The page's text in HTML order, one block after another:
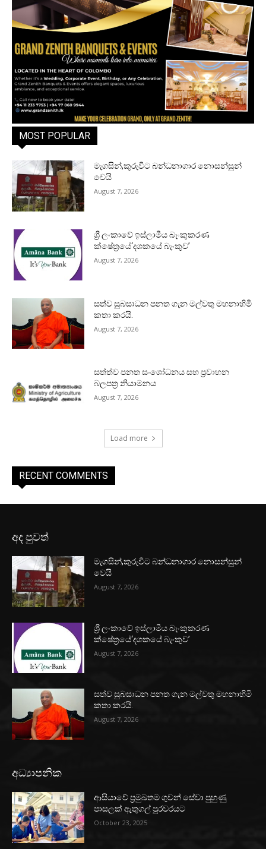
MOST POPULAR
මැගසින්,කුරුවිට බන්ධනාගාර නොසන්සුන්
වෙයි
August 7, 2026
ශ්‍රී ලංකාවේ ඉස්ලාමීය බැංකුකරණ
ක්ෂේත්‍රයේ‘දශකයේ බැංකුව’
August 7, 2026
සත්ව සුබසාධන පනත ගැන මල්වතු මහනාහිමි
කතා කරයි.
August 7, 2026
සත්ත්ව පනත සංශෝධනය සහ ප්‍රවාහන
බලපත්‍ර නියාමනය
August 7, 2026
Load more
RECENT COMMENTS
අද පුවත්
මැගසින්,කුරුවිට බන්ධනාගාර නොසන්සුන්
වෙයි
August 7, 2026
ශ්‍රී ලංකාවේ ඉස්ලාමීය බැංකුකරණ
ක්ෂේත්‍රයේ‘දශකයේ බැංකුව’
August 7, 2026
සත්ව සුබසාධන පනත ගැන මල්වතු මහනාහිමි
කතා කරයි.
August 7, 2026
අධ්‍යාපනික
ආසියාවේ ප්‍රමුඛතම ගුවන් සේවා පුහුණු
පාසලක් ඇතුගල් පුරවරයට
October 23, 2025